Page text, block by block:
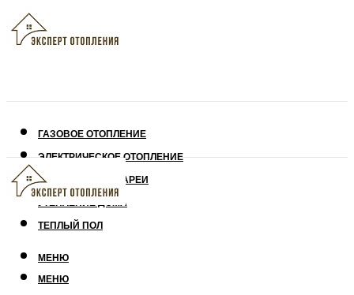
ГАЗОВОЕ ОТОПЛЕНИЕ
ЭЛЕКТРИЧЕСКОЕ ОТОПЛЕНИЕ
СОЛНЕЧНЫЕ БАТАРЕИ
УТЕПЛЕНИЕ ДОМА
ТЕПЛЫЙ ПОЛ
МЕНЮ
МЕНЮ